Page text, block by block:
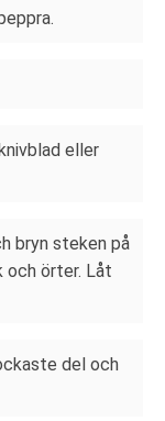
eller
bryn steken på
och örter. Låt
del och